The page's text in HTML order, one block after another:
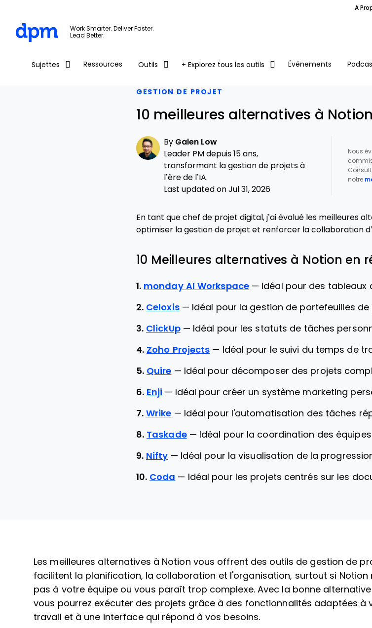
Skip to main content
A
Work Smarter. Deliver Faster.
Lead Better.
Sujettes Ressources Outils + Explorez tous les outils Événements
GESTION DE PROJET
10 meilleures alternatives à
By Galen Low
Leader PM depuis 15 ans,
transformant la gestion de projets à
l’ère de l’IA.
Last updated on Jul 31, 2026
Nous
notre
En tant que chef de projet digital, j’ai évalué les meilleures
optimiser la gestion de projet et renforcer la collaboration
10 Meilleures alternatives à Notion en
1. monday AI Workspace — Idéal pour des
2. Celoxis — Idéal pour la gestion de portefeuilles de
3. ClickUp — Idéal pour les statuts de tâches
4. Zoho Projects — Idéal pour le suivi du temps de
5. Quire — Idéal pour décomposer des projets
6. Enji — Idéal pour créer un système marketing
7. Wrike — Idéal pour l'automatisation des tâches
8. Taskade — Idéal pour la coordination des
9. Nifty — Idéal pour la visualisation de la
10. Coda — Idéal pour les projets centrés sur les
Les meilleures alternatives à Notion vous offrent des outils de gestion de
facilitent la planification, la collaboration et l'organisation, surtout si Notion
pas à votre équipe ou vous paraît trop complexe. Avec la bonne alternative
vous pourrez exécuter des projets grâce à des fonctionnalités adaptées à
travail et à une interface qui répond à vos besoins.